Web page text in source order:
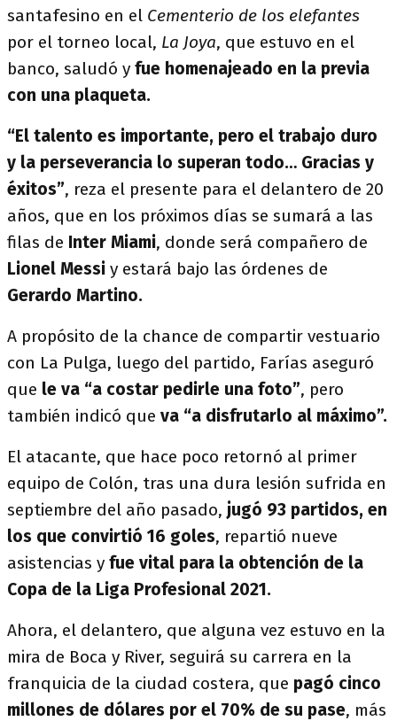
santafesino en el Cementerio de los elefantes
por el torneo local, La Joya, que estuvo en el
banco, saludó y fue homenajeado en la previa
con una plaqueta.
“El talento es importante, pero el trabajo duro
y la perseverancia lo superan todo… Gracias y
éxitos”, reza el presente para el delantero de 20
años, que en los próximos días se sumará a las
filas de Inter Miami, donde será compañero de
Lionel Messi y estará bajo las órdenes de
Gerardo Martino.
A propósito de la chance de compartir vestuario
con La Pulga, luego del partido, Farías aseguró
que le va “a costar pedirle una foto”, pero
también indicó que va “a disfrutarlo al máximo”.
El atacante, que hace poco retornó al primer
equipo de Colón, tras una dura lesión sufrida en
septiembre del año pasado, jugó 93 partidos, en
los que convirtió 16 goles, repartió nueve
asistencias y fue vital para la obtención de la
Copa de la Liga Profesional 2021.
Ahora, el delantero, que alguna vez estuvo en la
mira de Boca y River, seguirá su carrera en la
franquicia de la ciudad costera, que pagó cinco
millones de dólares por el 70% de su pase, más